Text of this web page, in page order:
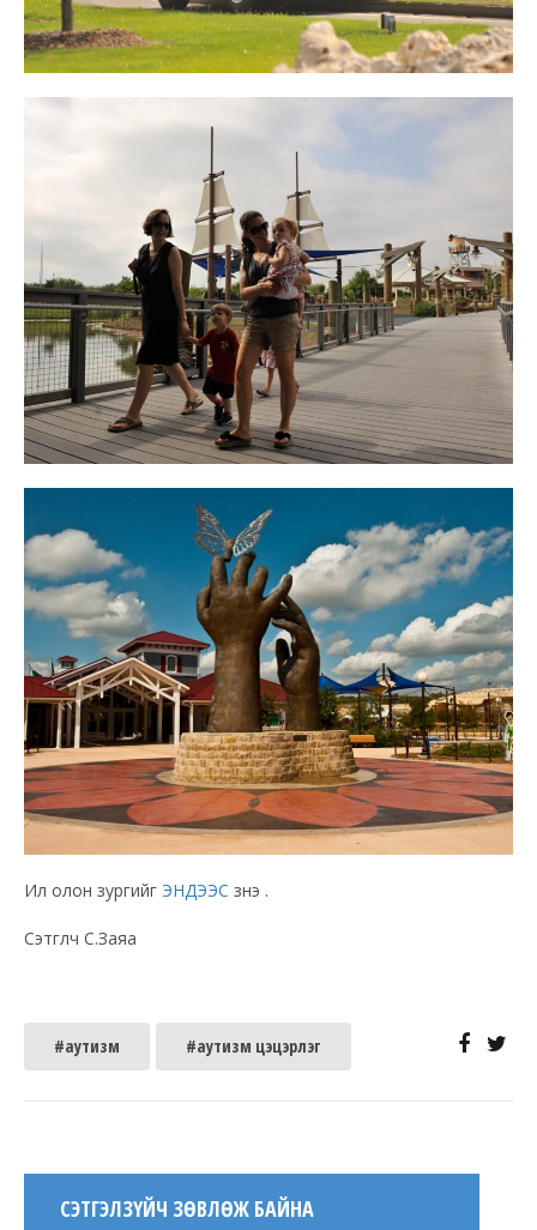
Илүү олон зургийг ЭНДЭЭС үзнэ үү.
Сэтгүүлч С.Заяа
#аутизм #аутизм цэцэрлэг
СЭТГЭЛЗҮЙЧ ЗӨВЛӨЖ БАЙНА